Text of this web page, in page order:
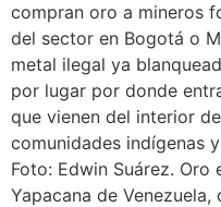
compran oro a mineros
del sector en Bogotá o
metal ilegal ya
por lugar por donde
que vienen del interior
comunidades indígenas
Foto: Edwin Suárez.
Yapacana de